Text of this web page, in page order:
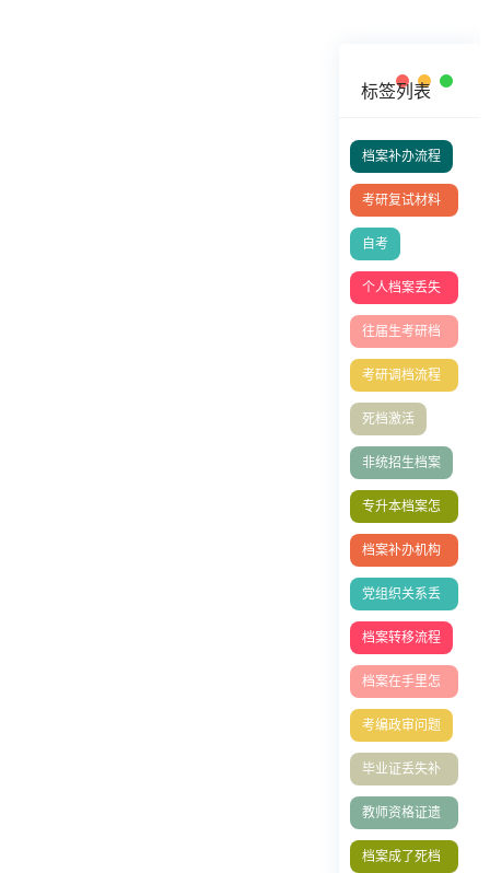
标签列表
档案补办流程
考研复试材料
清单
自考
个人档案丢失
如何补办
往届生考研档
案问题
考研调档流程
全攻略
死档激活
非统招生档案
专升本档案怎
么存档？
档案补办机构
有哪些
党组织关系丢
了
档案转移流程
档案在手里怎
么存档？
考编政审问题
毕业证丢失补
办
教师资格证遗
失如何补办
档案成了死档